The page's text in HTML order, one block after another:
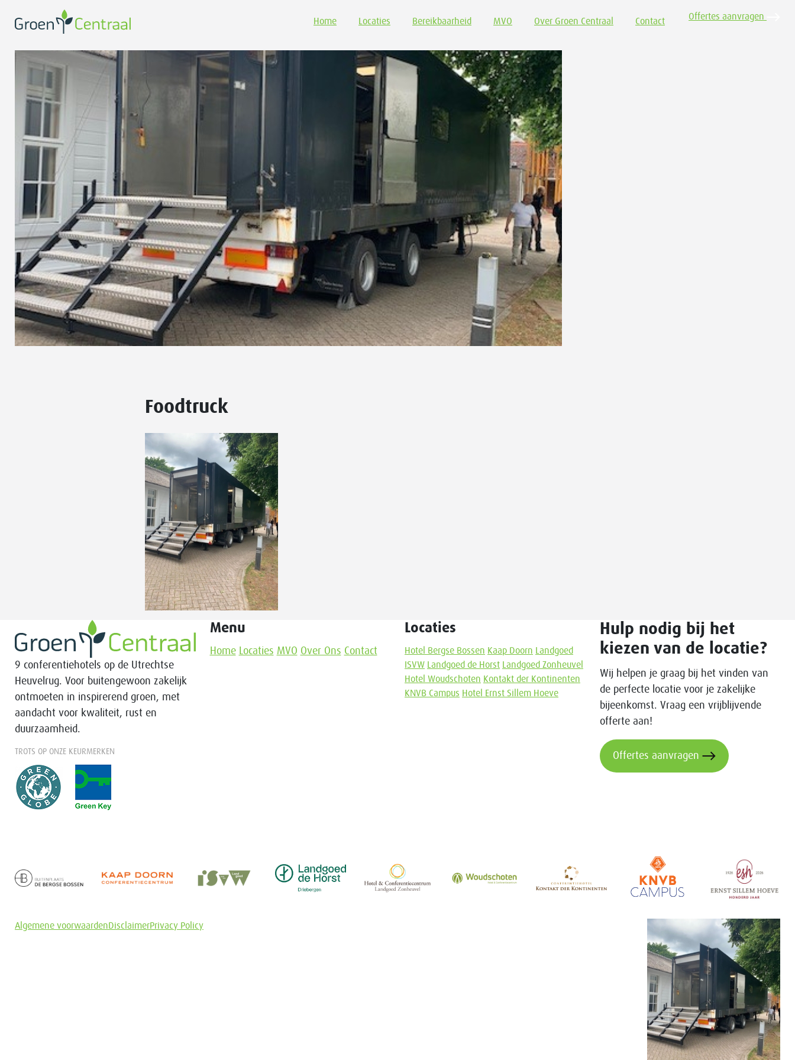
Home Locaties Bereikbaarheid MVO Over Groen Centraal Contact
Offertes aanvragen
Foodtruck
9 conferentiehotels op de Utrechtse
Heuvelrug. Voor buitengewoon zakelijk
ontmoeten in inspirerend groen, met
aandacht voor kwaliteit, rust en
duurzaamheid.
TROTS OP ONZE KEURMERKEN
Menu
Home Locaties MVO Over Ons Contact
Locaties
Hotel Bergse Bossen Kaap Doorn
Landgoed
ISVW
Landgoed de Horst
Landgoed Zonheuvel
Hotel Woudschoten Kontakt der Kontinenten
KNVB Campus Hotel Ernst Sillem Hoeve
Hulp nodig bij het
kiezen van de locatie?
Wij helpen je graag bij het vinden van
de perfecte locatie voor je zakelijke
bijeenkomst. Vraag een vrijblijvende
offerte aan!
Offertes aanvragen
Algemene voorwaardenDisclaimerPrivacy Policy